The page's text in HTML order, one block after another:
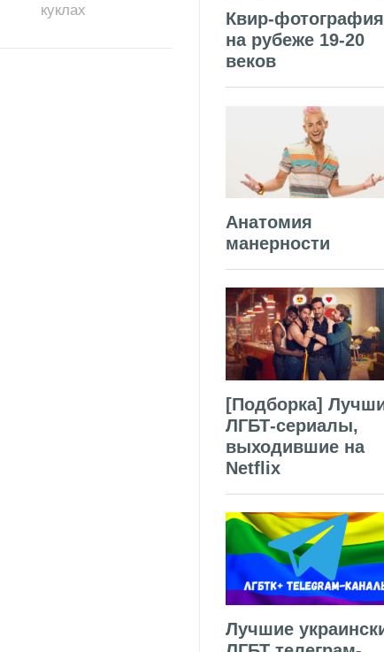
куклах
Квир-фотография
на рубеже 19-20
веков
Анатомия
манерности
[Подборка]
ЛГБТ-сериалы,
выходившие на
Netflix
Лучшие